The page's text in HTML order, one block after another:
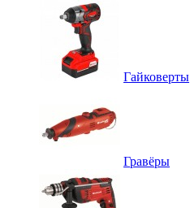
Гайковерты
Гравёры